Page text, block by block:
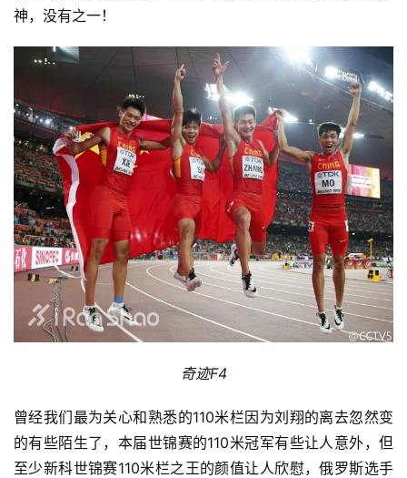
神，没有之一！
奇迹F4
曾经我们最为关心和熟悉的110米栏因为刘翔的离去忽然变
的有些陌生了，本届世锦赛的110米冠军有些让人意外，但
至少新科世锦赛110米栏之王的颜值让人欣慰，俄罗斯选手